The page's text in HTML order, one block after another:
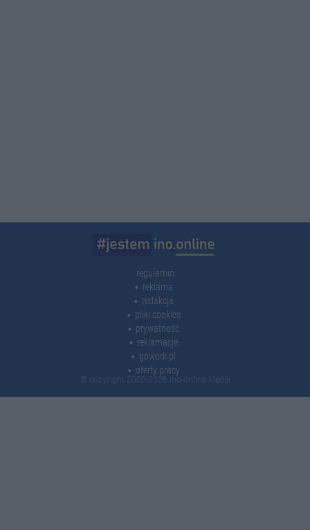
regulamin
reklama
redakcja
pliki cookies
prywatność
reklamacje
gowork.pl
oferty pracy
© copyright 2000-2026 Ino-online Media